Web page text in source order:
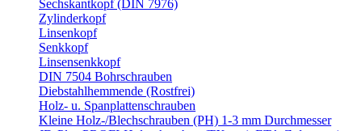
Sechskantkopf (DIN 7976)
Zylinderkopf
Linsenkopf
Senkkopf
Linsensenkkopf
DIN 7504 Bohrschrauben
Diebstahlhemmende (Rostfrei)
Holz- u. Spanplattenschrauben
Kleine Holz-/Blechschrauben (PH) 1-3 mm Durchmesser